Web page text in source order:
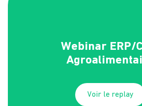
Webinar ERP/
Voir le replay